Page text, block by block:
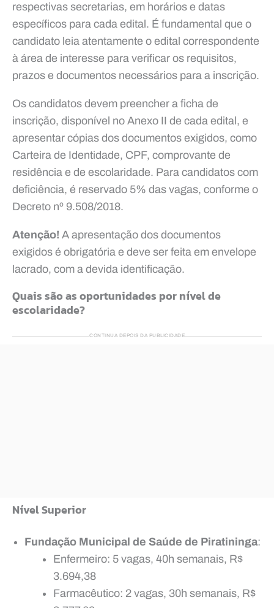
respectivas secretarias, em horários e datas
específicos para cada edital. É fundamental que o
candidato leia atentamente o edital correspondente
à área de interesse para verificar os requisitos,
prazos e documentos necessários para a inscrição.
Os candidatos devem preencher a ficha de
inscrição, disponível no Anexo II de cada edital, e
apresentar cópias dos documentos exigidos, como
Carteira de Identidade, CPF, comprovante de
residência e de escolaridade. Para candidatos com
deficiência, é reservado 5% das vagas, conforme o
Decreto nº 9.508/2018.
Atenção! A apresentação dos documentos
exigidos é obrigatória e deve ser feita em envelope
lacrado, com a devida identificação.
Quais são as oportunidades por nível de
escolaridade?
CONTINUA DEPOIS DA PUBLICIDADE
Nível Superior
Fundação Municipal de Saúde de Piratininga:
Enfermeiro: 5 vagas, 40h semanais, R$
3.694,38
Farmacêutico: 2 vagas, 30h semanais, R$